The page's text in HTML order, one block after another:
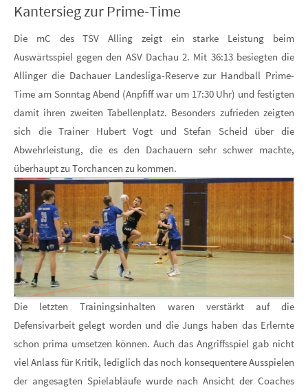
Kantersieg zur Prime-Time
Die mC des TSV Alling zeigt ein starke Leistung beim
Auswärtsspiel gegen den ASV Dachau 2. Mit 36:13 besiegten die
Allinger die Dachauer Landesliga-Reserve zur Handball Prime-
Time am Sonntag Abend (Anpfiff war um 17:30 Uhr) und festigten
damit ihren zweiten Tabellenplatz. Besonders zufrieden zeigten
sich die Trainer Hubert Vogt und Stefan Scheid über die
Abwehrleistung, die es den Dachauern sehr schwer machte,
überhaupt zu Torchancen zu kommen.
Die letzten Trainingsinhalten waren verstärkt auf die
Defensivarbeit gelegt worden und die Jungs haben das Erlernte
schon prima umsetzen können. Auch das Angriffsspiel gab nicht
viel Anlass für Kritik, lediglich das noch konsequentere Ausspielen
der angesagten Spielabläufe wurde nach Ansicht der Coaches